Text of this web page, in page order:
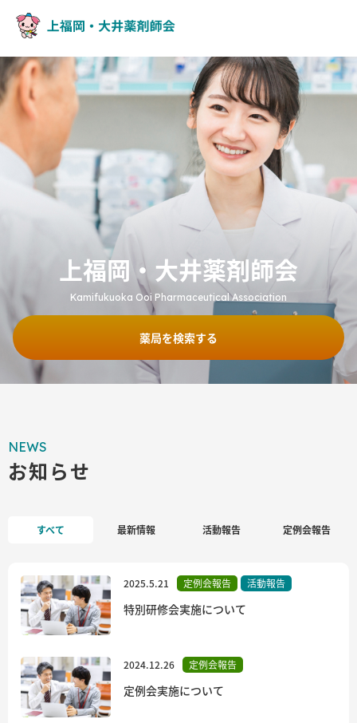
上福岡・大井薬剤師会
Kamifukuoka Ooi Pharmaceutical Association
薬局を検索する
NEWS
お知らせ
すべて 最新情報 活動報告 定例会報告
2025.5.21 定例会報告 活動報告
特別研修会実施について
2024.12.26 定例会報告
定例会実施について